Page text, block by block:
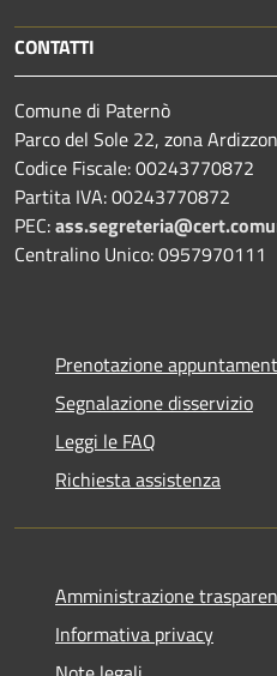
CONTATTI
Comune di Paternò
Parco del Sole 22, zona
Codice Fiscale: 00243770872
Partita IVA: 00243770872
PEC:
Centralino Unico: 0957970111
Prenotazione
Segnalazione disservizio
Leggi le FAQ
Richiesta assistenza
Amministrazione
Informativa privacy